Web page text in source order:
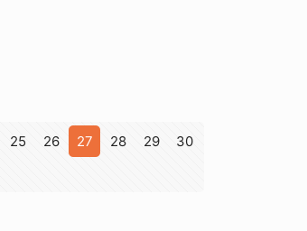
25 26 27 28 29
30